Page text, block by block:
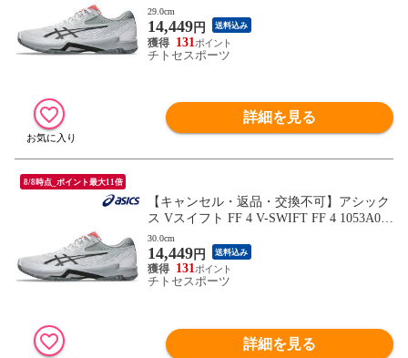
-102 ユニセックス 2025SS バレーボール R
FCL
29.0cm
14,449円 送料込み
131
チトセスポーツ
詳細を見る
8/8時点_ポイント最大11倍
【キャンセル・返品・交換不可】アシック
ス Vスイフト FF 4 V-SWIFT FF 4 1053A066
-102 ユニセックス 2025SS バレーボール R
FCL
30.0cm
14,449円 送料込み
131
チトセスポーツ
詳細を見る